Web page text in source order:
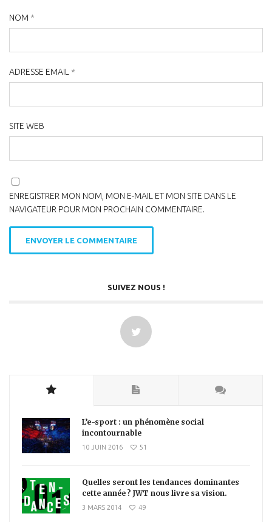
NOM *
ADRESSE EMAIL *
SITE WEB
ENREGISTRER MON NOM, MON E-MAIL ET MON SITE DANS LE
NAVIGATEUR POUR MON PROCHAIN COMMENTAIRE.
SUIVEZ NOUS !
L’e-sport : un phénomène social
incontournable
10 JUIN 2016 51
Quelles seront les tendances dominantes
cette année ? JWT nous livre sa vision.
3 MARS 2014 49